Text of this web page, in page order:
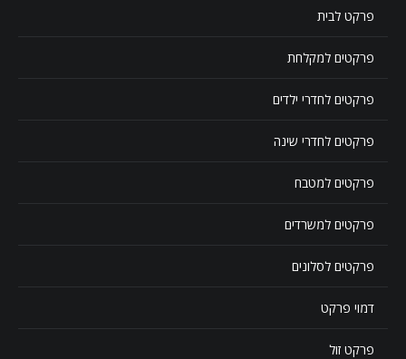
פרקט לבית
פרקטים למקלחת
פרקטים לחדרי ילדים
פרקטים לחדרי שינה
פרקטים למטבח
פרקטים למשרדים
פרקטים לסלונים
דמוי פרקט
פרקט זול